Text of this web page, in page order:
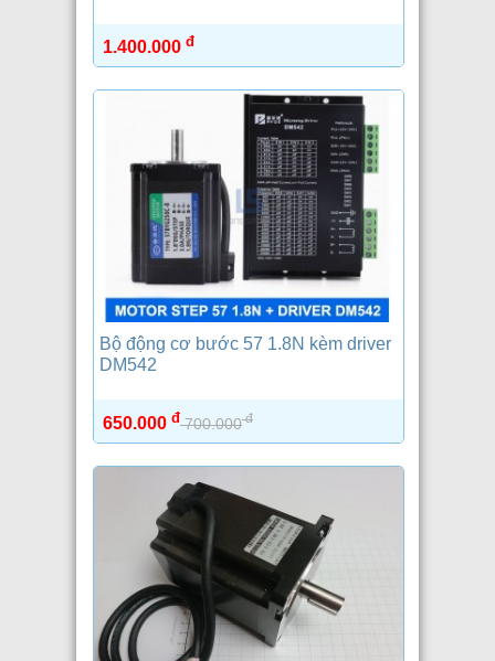
1.400.000 đ
Bộ động cơ bước 57 1.8N kèm driver
DM542
650.000 đ700.000đ